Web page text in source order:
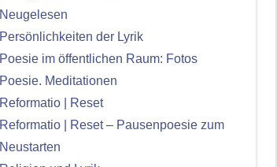
Neugelesen
Persönlichkeiten der Lyrik
Poesie im öffentlichen Raum: Fotos
Poesie. Meditationen
Reformatio | Reset
Reformatio | Reset – Pausenpoesie zum
Neustarten